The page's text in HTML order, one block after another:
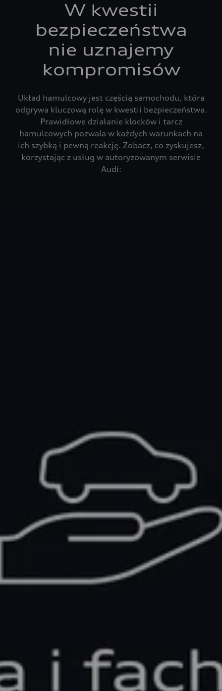
W kwestii
bezpieczeństwa
nie uznajemy
kompromisów
Układ hamulcowy jest częścią samochodu, która
odgrywa kluczową rolę w kwestii bezpieczeństwa.
Prawidłowe działanie klocków i tarcz
hamulcowych pozwala w każdych warunkach na
ich szybką i pewną reakcję. Zobacz, co zyskujesz,
korzystając z usług w autoryzowanym serwisie
Audi: